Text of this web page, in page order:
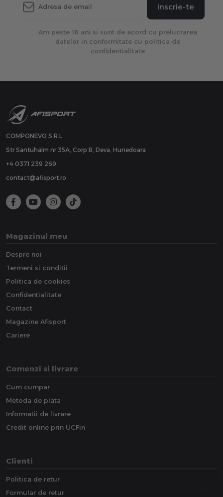
Inscrie-te
Am peste 16 ani si sunt de acord cu prelucrarea
datelor in conformitate cu politica de
confidentialitate
COMPONEVO S.R.L.
Str Santuhalm nr 35A, Corp B, Deva, Hunedoara
+4 0371 239 269
contact@afisport.ro
Magazinul meu
Despre noi
Termeni si conditii
Politica de cookies
Confidentialitate
Contact
Magazine Afisport
Cariere
Comenzi si livrare
Cum cumpar
Metoda de plata
Informatii de livrare
Credit online prin UCFin
Clienti
Politica de retur
Formular de retur